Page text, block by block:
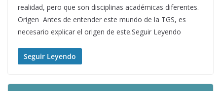
realidad, pero que son disciplinas académicas diferentes.
Origen Antes de entender este mundo de la TGS, es
necesario explicar el origen de este.Seguir Leyendo
Seguir Leyendo